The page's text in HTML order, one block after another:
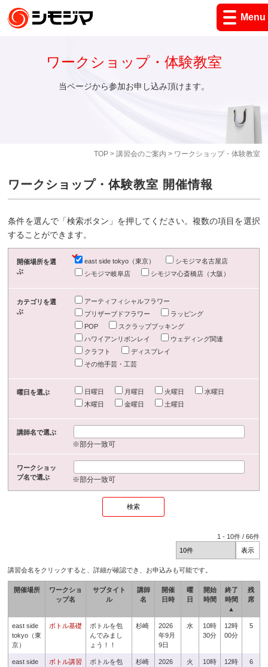
Menu
TOP> 講習会のご案内 > ワークショップ・体験教室
ワークショップ・体験教室
当ページから参加お申し込み頂けます。
ワークショップ・体験教室 開催情報
条件を選んで「検索ボタン」を押してください。複数の項目を選択
することができます。
開催場所を選
ぶ
east side tokyo（東京）
シモジマ名古屋店
シモジマ岐阜店
シモジマ心斎橋店（大阪）
カテゴリを選
ぶ
アーティフィシャルフラワー
プリザーブドフラワー
ラッピング
POP
スクラップブッキング
ハワイアンリボンレイ
ウェディング関連
クラフト
ディスプレイ
その他手芸・工芸
曜日を選ぶ 日曜日 月曜日 火曜日
水曜日
木曜日
金曜日 土曜日
講師名で選ぶ
※部分一致可
ワークショッ
プ名で選ぶ
※部分一致可
1 - 10件 /66件
講習会名をクリックすると、詳細が確認でき、お申込みも可能です。
開催場所
ワークショ
ップ名
サブタイト
ル
講師
名
開催
日時
曜
日
開始
時間
終了
時間
▲
残
席
east side
tokyo（東
京）
ボトル基礎
ボトルを包
んでみまし
ょう！！
杉崎
2026
年9月
9日
水
10時
30分
12時
00分
5
east side
ボトル講習
ボトルを包
杉崎
2026
火
10時
12時
6